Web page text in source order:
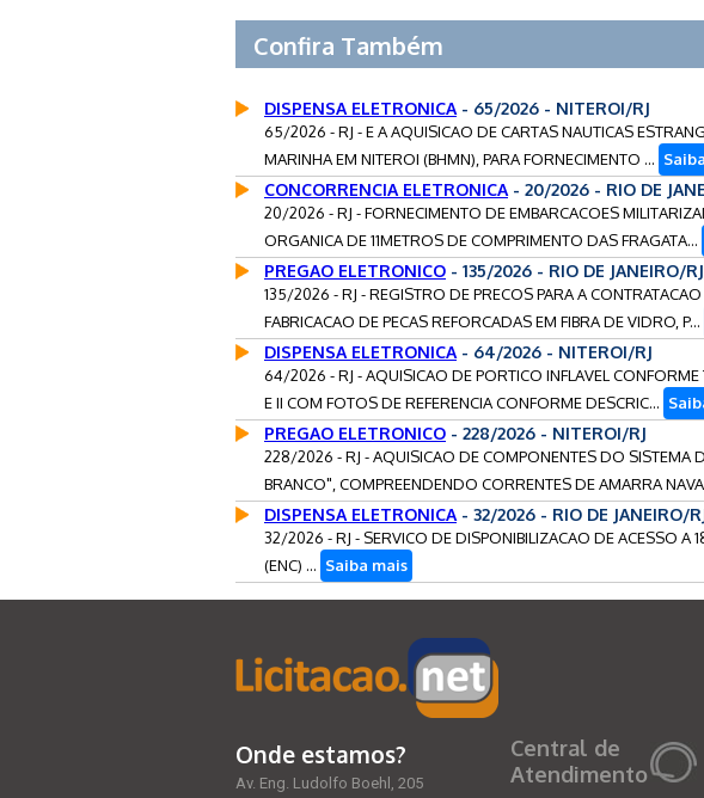
Confira Também
DISPENSA ELETRONICA - 65/2026 - NITEROI/RJ
65/2026 - RJ - E A AQUISICAO DE CARTAS NAUTICAS
MARINHA EM NITEROI (BHMN), PARA FORNECIMENTO ...
CONCORRENCIA ELETRONICA - 20/2026 - RIO DE
20/2026 - RJ - FORNECIMENTO DE EMBARCACOES
ORGANICA DE 11METROS DE COMPRIMENTO DAS FRAGATA...
PREGAO ELETRONICO - 135/2026 - RIO DE JANEIRO/RJ
135/2026 - RJ - REGISTRO DE PRECOS PARA A
FABRICACAO DE PECAS REFORCADAS EM FIBRA DE VIDRO, P...
DISPENSA ELETRONICA - 64/2026 - NITEROI/RJ
64/2026 - RJ - AQUISICAO DE PORTICO INFLAVEL CONFORME
E II COM FOTOS DE REFERENCIA CONFORME DESCRIC...
PREGAO ELETRONICO - 228/2026 - NITEROI/RJ
228/2026 - RJ - AQUISICAO DE COMPONENTES DO SISTEMA
BRANCO", COMPREENDENDO CORRENTES DE AMARRA
DISPENSA ELETRONICA - 32/2026 - RIO DE JANEIRO/
32/2026 - RJ - SERVICO DE DISPONIBILIZACAO DE ACESSO A
(ENC) ... Saiba mais
Onde estamos?
Av. Eng. Ludolfo Boehl, 205
Central de
Atendimento